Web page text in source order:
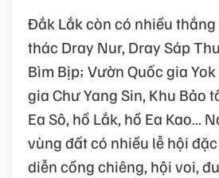
Đắk Lắk còn có nhiều
thác Dray Nur, Dray Sáp
Bìm Bịp; Vườn Quốc gia
gia Chư Yang Sin, Khu Bảo
Ea Sô, hồ Lắk, hồ Ea Kao…
vùng đất có nhiều lễ hội
diễn cồng chiêng, hội voi,